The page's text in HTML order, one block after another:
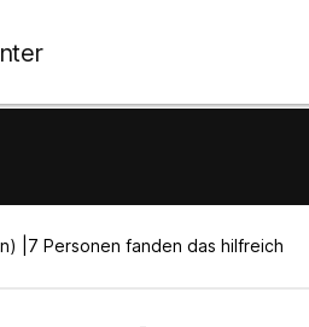
| 7 Personen fanden das hilfreich